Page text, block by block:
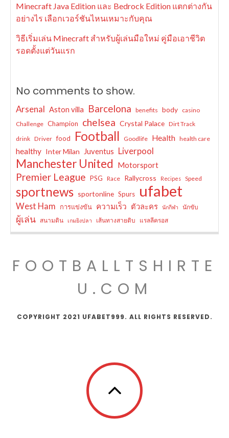
Minecraft Java Edition และ Bedrock Edition แตกต่างกัน
อย่างไร เลือกเวอร์ชันไหนเหมาะกับคุณ
วิธีเริ่มเล่น Minecraft สำหรับผู้เล่นมือใหม่ คู่มือเอาชีวิต
รอดตั้งแต่วันแรก
No comments to show.
Arsenal Aston villa Barcelona benefits body casino
Challenge Champion chelsea Crystal Palace Dirt Track
drink Driver food Football Goodlife Health health care
healthy Inter Milan Juventus Liverpool
Manchester United Motorsport
Premier League PSG Race Rallycross Recipes Speed
sportnews sportonline Spurs ufabet
West Ham การแข่งขัน ความเร็ว ตัวละคร นักกีฬา นักขับ
ผู้เล่น สนามดิน เกมยิงปลา เส้นทางสายดิบ แรลลีครอส
FOOTBALLTSHIRTE
U.COM
COPYRIGHT 2021 UFABET999. ALL RIGHTS RESERVED.